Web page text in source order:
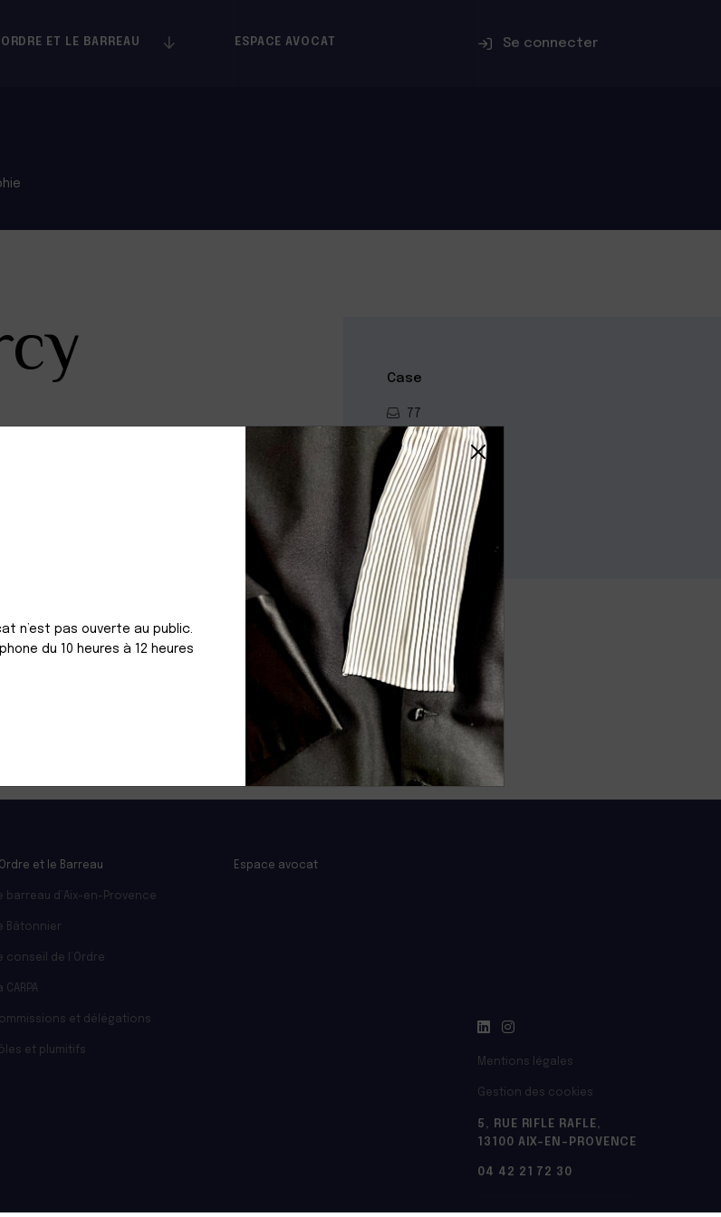
ET LE BARREAU ESPACE AVOCAT Se connecter
Provence
1997
Case
77
Contact
0442386021
et le Barreau
barreau d’Aix-en-Provence
Bâtonnier
conseil de l’Ordre
CARPA
et délégations
et plumitifs
Espace avocat
Mentions légales
Gestion des cookies
5, RUE RIFLE RAFLE,
13100 AIX-EN-PROVENCE
04 42 21 72 30
n’est pas ouverte au public.
du 10 heures à 12 heures